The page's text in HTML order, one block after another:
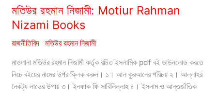
মতিউর রহমান নিজামী: Motiur Rahman
Nizami Books
রাজনীতিবিদ মতিউর রহমান নিজামী
মাওলানা মতিউর রহমান নিজামী কর্তৃক রচিত ইসলামিক pdf বই ডাউনলোড করতে
নিচে বইয়ের নামের উপর ক্লিক করুন। ১। আল কুরআনের পরিচয় ২। আল্লাহর
নৈকট্য লাভের উপায় ৩। ইনফাক ফি সাবিলিল্লাহ ৪। ইসলাম ও আন্তর্জাতিক